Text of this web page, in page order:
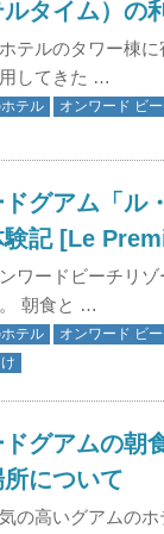
タイム）の
テルのタワー棟
してきた …
テル オンワード ビ
グアム「ル
験記 [Le
ワードビーチリ
朝食と …
テル オンワード ビ
グアムの朝
について
の高いグアムのホ